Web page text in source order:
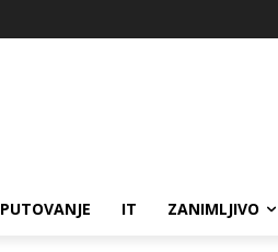
PUTOVANJE IT ZANIMLJIVO